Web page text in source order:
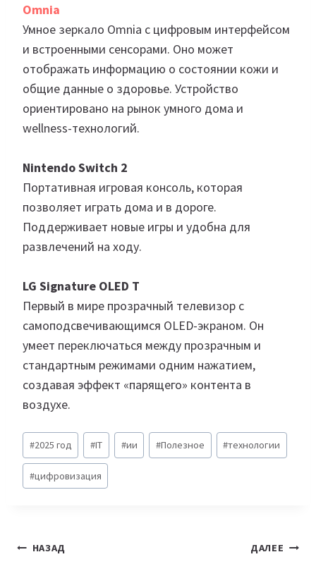
Omnia
Умное зеркало Omnia с цифровым интерфейсом
и встроенными сенсорами. Оно может
отображать информацию о состоянии кожи и
общие данные о здоровье. Устройство
ориентировано на рынок умного дома и
wellness-технологий.
Nintendo Switch 2
Портативная игровая консоль, которая
позволяет играть дома и в дороге.
Поддерживает новые игры и удобна для
развлечений на ходу.
LG Signature OLED T
Первый в мире прозрачный телевизор с
самоподсвечивающимся OLED-экраном. Он
умеет переключаться между прозрачным и
стандартным режимами одним нажатием,
создавая эффект «парящего» контента в
воздухе.
Метки
записи:
#2025 год #IT #ии #Полезное #технологии
#цифровизация
Навигация
НАЗАД ДАЛЕЕ